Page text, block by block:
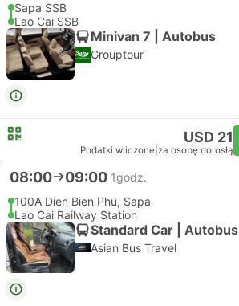
Sapa SSB
Lao Cai SSB
Minivan 7 | Autobus
Grouptour
USD 21
Podatki wliczone za osobę dorosłą
08:00 09:00 1godz.
100A Dien Bien Phu, Sapa
Lao Cai Railway Station
Standard Car | Autobus
Asian Bus Travel